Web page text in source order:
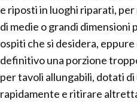
e riposti in luoghi riparati,
di medie o grandi
ospiti che si desidera,
definitivo una porzione
per tavoli allungabili, dotati
rapidamente e ritirare